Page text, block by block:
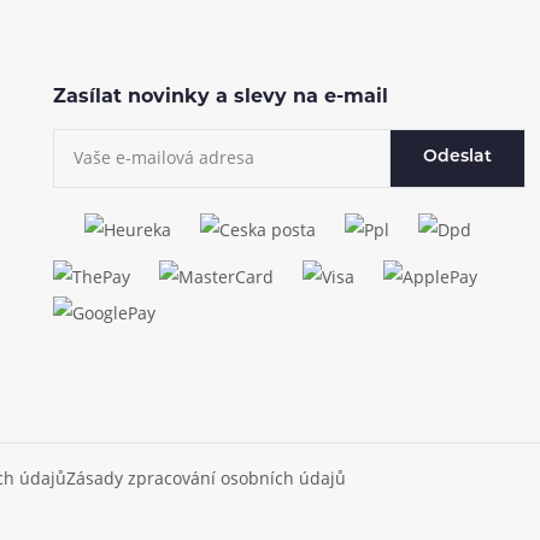
Zasílat novinky a slevy na e-mail
Odeslat
údajůZásady zpracování osobních údajů